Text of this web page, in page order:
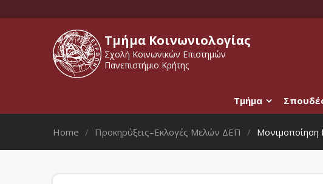
Τμήμα Κοινωνιολογίας
Σχολή Κοινωνικών Επιστημών
Πανεπιστήμιο Κρήτης
Τμήμα
Home Προκηρύξεις–Εκλογές Μελών ΔΕΠ Μονιμοποίηση